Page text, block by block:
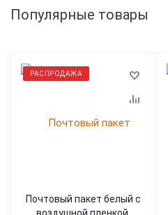
Популярные товары
РАСПРОДАЖА
Почтовый пакет белый с